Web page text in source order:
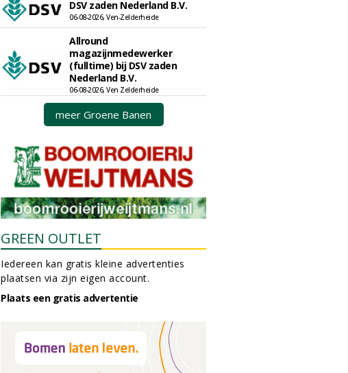
DSV zaden Nederland B.V.
06-08-2026, Ven-Zelderheide
Allround
magazijnmedewerker
(fulltime) bij DSV zaden
Nederland B.V.
06-08-2026, Ven Zelderheide
meer Groene Banen
GREEN OUTLET
Iedereen kan gratis kleine advertenties
plaatsen via zijn eigen account.
Plaats een gratis advertentie